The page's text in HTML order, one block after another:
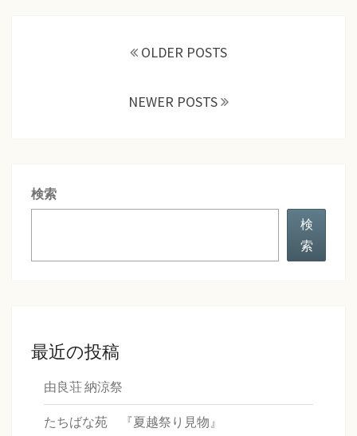
OLDER POSTS
NEWER POSTS
検索
検
索
最近の投稿
由良荘 納涼祭
たちばな苑 『夏越祭り見物』